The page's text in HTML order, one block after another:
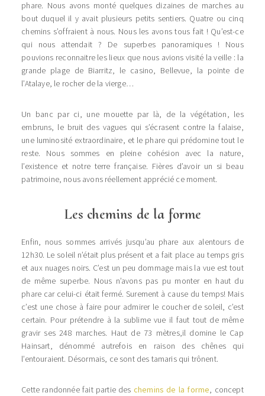
phare. Nous avons monté quelques dizaines de marches au
bout duquel il y avait plusieurs petits sentiers. Quatre ou cinq
chemins s’offraient à nous. Nous les avons tous fait ! Qu’est-ce
qui nous attendait ? De superbes panoramiques ! Nous
pouvions reconnaitre les lieux que nous avions visité la veille : la
grande plage de Biarritz, le casino, Bellevue, la pointe de
l’Atalaye, le rocher de la vierge…
Un banc par ci, une mouette par là, de la végétation, les
embruns, le bruit des vagues qui s’écrasent contre la falaise,
une luminosité extraordinaire, et le phare qui prédomine tout le
reste. Nous sommes en pleine cohésion avec la nature,
l’existence et notre terre française. Fières d’avoir un si beau
patrimoine, nous avons réellement apprécié ce moment.
Les chemins de la forme
Enfin, nous sommes arrivés jusqu’au phare aux alentours de
12h30. Le soleil n’était plus présent et a fait place au temps gris
et aux nuages noirs. C’est un peu dommage mais la vue est tout
de même superbe. Nous n’avons pas pu monter en haut du
phare car celui-ci était fermé. Surement à cause du temps! Mais
c’est une chose à faire pour admirer le coucher de soleil, c’est
certain. Pour prétendre à la sublime vue il faut tout de même
gravir ses 248 marches. Haut de 73 mètres,il domine le Cap
Hainsart, dénommé autrefois en raison des chênes qui
l’entouraient. Désormais, ce sont des tamaris qui trônent.
Cette randonnée fait partie des chemins de la forme, concept